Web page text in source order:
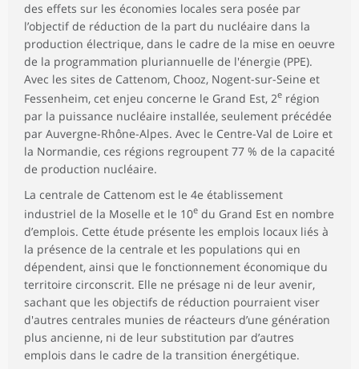
des effets sur les économies locales sera posée par
l’objectif de réduction de la part du nucléaire dans la
production électrique, dans le cadre de la mise en oeuvre
de la programmation pluriannuelle de l'énergie (PPE).
Avec les sites de Cattenom, Chooz, Nogent-sur-Seine et
Fessenheim, cet enjeu concerne le Grand Est, 2e région
par la puissance nucléaire installée, seulement précédée
par Auvergne-Rhône-Alpes. Avec le Centre-Val de Loire et
la Normandie, ces régions regroupent 77 % de la capacité
de production nucléaire.
La centrale de Cattenom est le 4e établissement
industriel de la Moselle et le 10e du Grand Est en nombre
d’emplois. Cette étude présente les emplois locaux liés à
la présence de la centrale et les populations qui en
dépendent, ainsi que le fonctionnement économique du
territoire circonscrit. Elle ne présage ni de leur avenir,
sachant que les objectifs de réduction pourraient viser
d'autres centrales munies de réacteurs d’une génération
plus ancienne, ni de leur substitution par d’autres
emplois dans le cadre de la transition énergétique.